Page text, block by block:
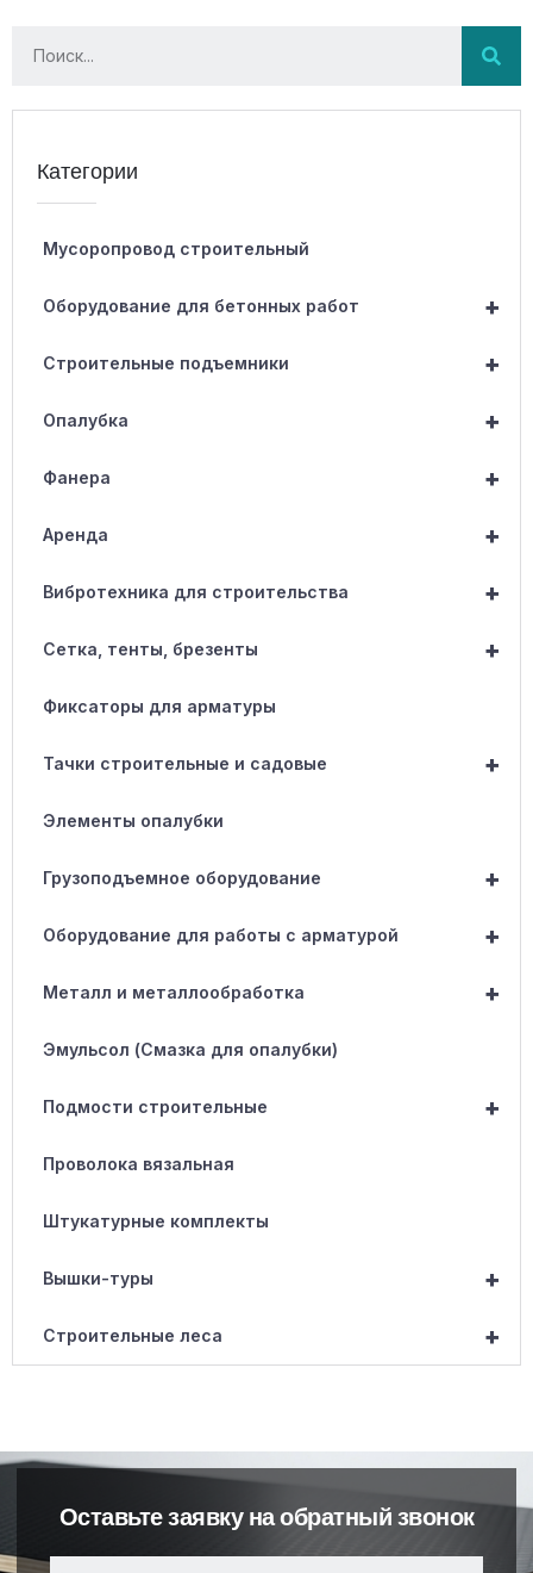
Категории
Мусоропровод строительный
+
Оборудование для бетонных работ
+
Строительные подъемники
+
Опалубка
+
Фанера
+
Аренда
+
Вибротехника для строительства
+
Сетка, тенты, брезенты
Фиксаторы для арматуры
+
Тачки строительные и садовые
Элементы опалубки
+
Грузоподъемное оборудование
+
Оборудование для работы с арматурой
+
Металл и металлообработка
Эмульсол (Смазка для опалубки)
+
Подмости строительные
Проволока вязальная
Штукатурные комплекты
+
Вышки-туры
+
Строительные леса
Оставьте заявку на обратный звонок